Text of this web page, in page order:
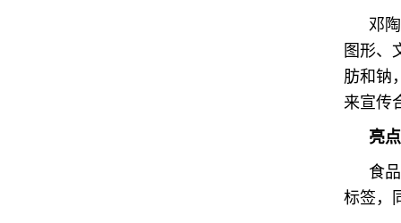
邓
图形、
肪和钠
来宣传
亮
食
标签，